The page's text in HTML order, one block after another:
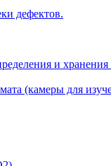
дефектов.
и
(камеры для